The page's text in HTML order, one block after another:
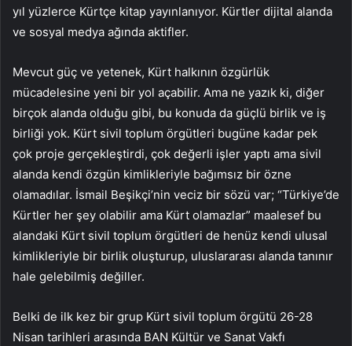
yıl yüzlerce Kürtçe kitap yayınlanıyor. Kürtler dijital alanda
ve sosyal medya ağında aktifler.
Mevcut güç ve yetenek, Kürt halkının özgürlük
mücadelesine yeni bir yol açabilir. Ama ne yazık ki, diğer
birçok alanda olduğu gibi, bu konuda da güçlü birlik ve iş
birliği yok. Kürt sivil toplum örgütleri bugüne kadar pek
çok proje gerçekleştirdi, çok değerli işler yaptı ama sivil
alanda kendi özgün kimlikleriyle bağımsız bir özne
olamadılar. İsmail Beşikçi’nin veciz bir sözü var; “Türkiye’de
Kürtler her şey olabilir ama Kürt olamazlar” maalesef bu
alandaki Kürt sivil toplum örgütleri de henüz kendi ulusal
kimlikleriyle bir birlik oluşturup, uluslararası alanda tanınır
hale gelebilmiş değiller.
Belki de ilk kez bir grup Kürt sivil toplum örgütü 26-28
Nisan tarihleri arasında BAN Kültür ve Sanat Vakfı